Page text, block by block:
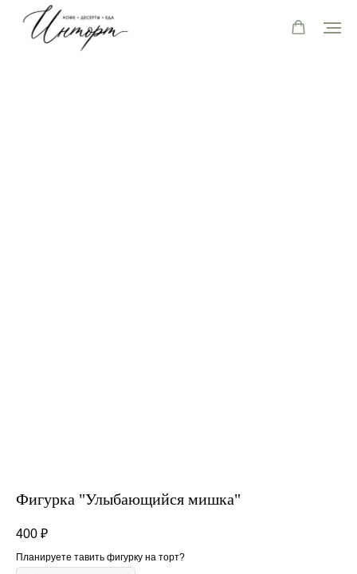
Фигурка "Улыбающийся мишка"
400 ₽
Планируете тавить фигурку на торт?